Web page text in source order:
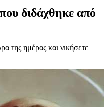
διδάχθηκε από
της ημέρας και νικήσετε